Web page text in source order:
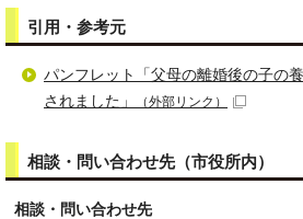
引用・参考元
パンフレット「父母の離婚後の子の
されました」
（外部リンク）
相談・問い合わせ先（市役所内）
相談・問い合わせ先